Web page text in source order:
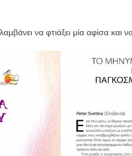
να φτιάξει μία αφίσα και